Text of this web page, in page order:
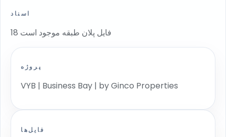
اسناد
18 فایل پلان طبقه موجود است
پروژه
VYB | Business Bay | by Ginco Properties
فایل‌ها